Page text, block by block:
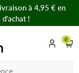
à 4,95 € en
!
0